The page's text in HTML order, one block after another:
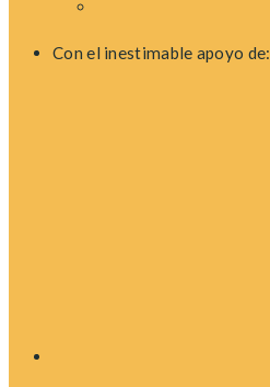
Con el inestimable apoyo de: